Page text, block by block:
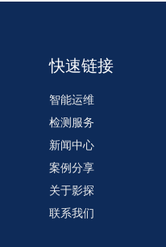
快速链接
智能运维
检测服务
新闻中心
案例分享
关于影探
联系我们